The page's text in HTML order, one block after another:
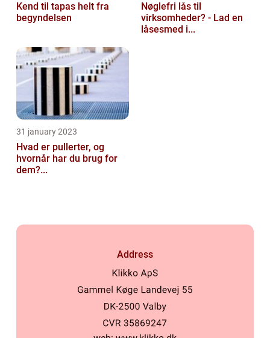
Kend til tapas helt fra
begyndelsen
Nøglefri lås til
virksomheder? - Lad en
låsesmed i...
31 january 2023
Hvad er pullerter, og
hvornår har du brug for
dem?...
Address